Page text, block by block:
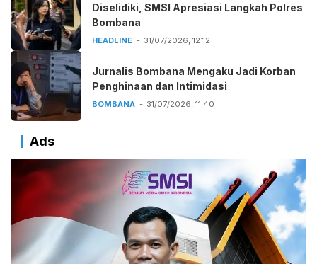
Diselidiki, SMSI Apresiasi Langkah Polres
Bombana
HEADLINE 31/07/2026, 12:12
Jurnalis Bombana Mengaku Jadi Korban
Penghinaan dan Intimidasi
BOMBANA 31/07/2026, 11:40
Ads